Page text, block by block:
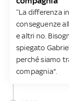
“La differenza
conseguenze
e altri no.
spiegato
perché siamo
compagnia".